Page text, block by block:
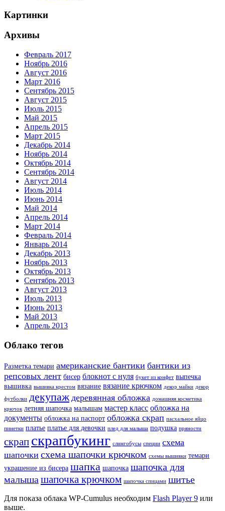
Картинки
Архивы
Февраль 2017
Ноябрь 2016
Август 2016
Март 2016
Сентябрь 2015
Август 2015
Июль 2015
Май 2015
Апрель 2015
Март 2015
Декабрь 2014
Ноябрь 2014
Октябрь 2014
Сентябрь 2014
Август 2014
Июль 2014
Июнь 2014
Май 2014
Апрель 2014
Март 2014
Февраль 2014
Январь 2014
Декабрь 2013
Ноябрь 2013
Октябрь 2013
Сентябрь 2013
Август 2013
Июль 2013
Июнь 2013
Май 2013
Апрель 2013
Облако тегов
Разметка темари американские бантики бантики из
репсовых лент бисер блокнот с нуля букет из конфет выпечка
вышивка вышивка крестом вязание вязание крючком декор майки декор
футболки декупаж деревянная обложка домашняя косметика
крючок летняя шапочка малышам мастер класс обложка на
документы обложка на паспорт обложка скрап пасхальное яйцо
пинетки платье платье для девочки плед для малыша подушка пряности
скрап скрапбукинг слингобусы специи схема
шапочки схема шапочки крючком схемы вышивки темари
украшение из бисера шапка шапочка шапочка для
малыша шапочка крючком шапочка спицами шитье
Для показа облака WP-Cumulus необходим Flash Player 9 или
выше.